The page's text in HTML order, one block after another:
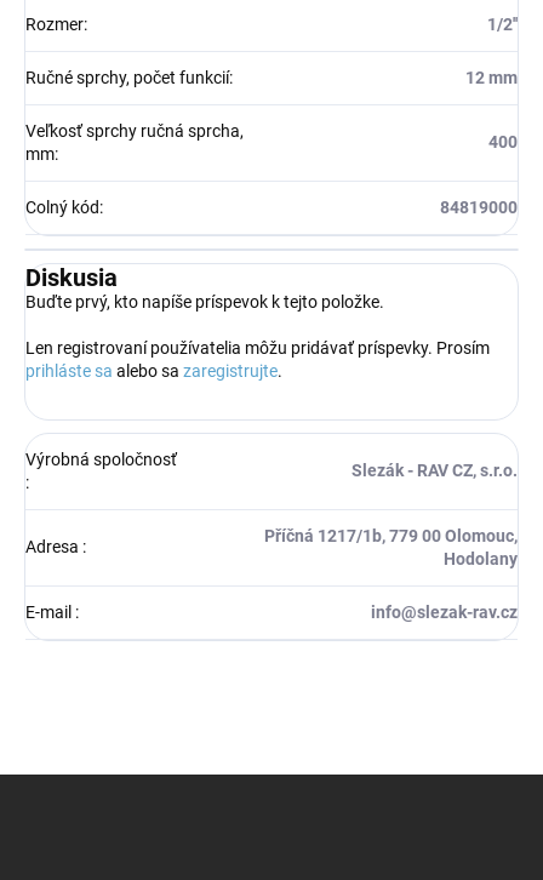
Rozmer: 1/2''
Ručné sprchy, počet funkcií: 12 mm
Veľkosť sprchy ručná sprcha,
mm:
400
Colný kód: 84819000
Diskusia
Buďte prvý, kto napíše príspevok k tejto položke.
Len registrovaní používatelia môžu pridávať príspevky. Prosím
prihláste sa alebo sa zaregistrujte.
Výrobná spoločnosť
:
Slezák - RAV CZ, s.r.o.
Adresa :
Příčná 1217/1b, 779 00 Olomouc,
Hodolany
E-mail : info@slezak-rav.cz